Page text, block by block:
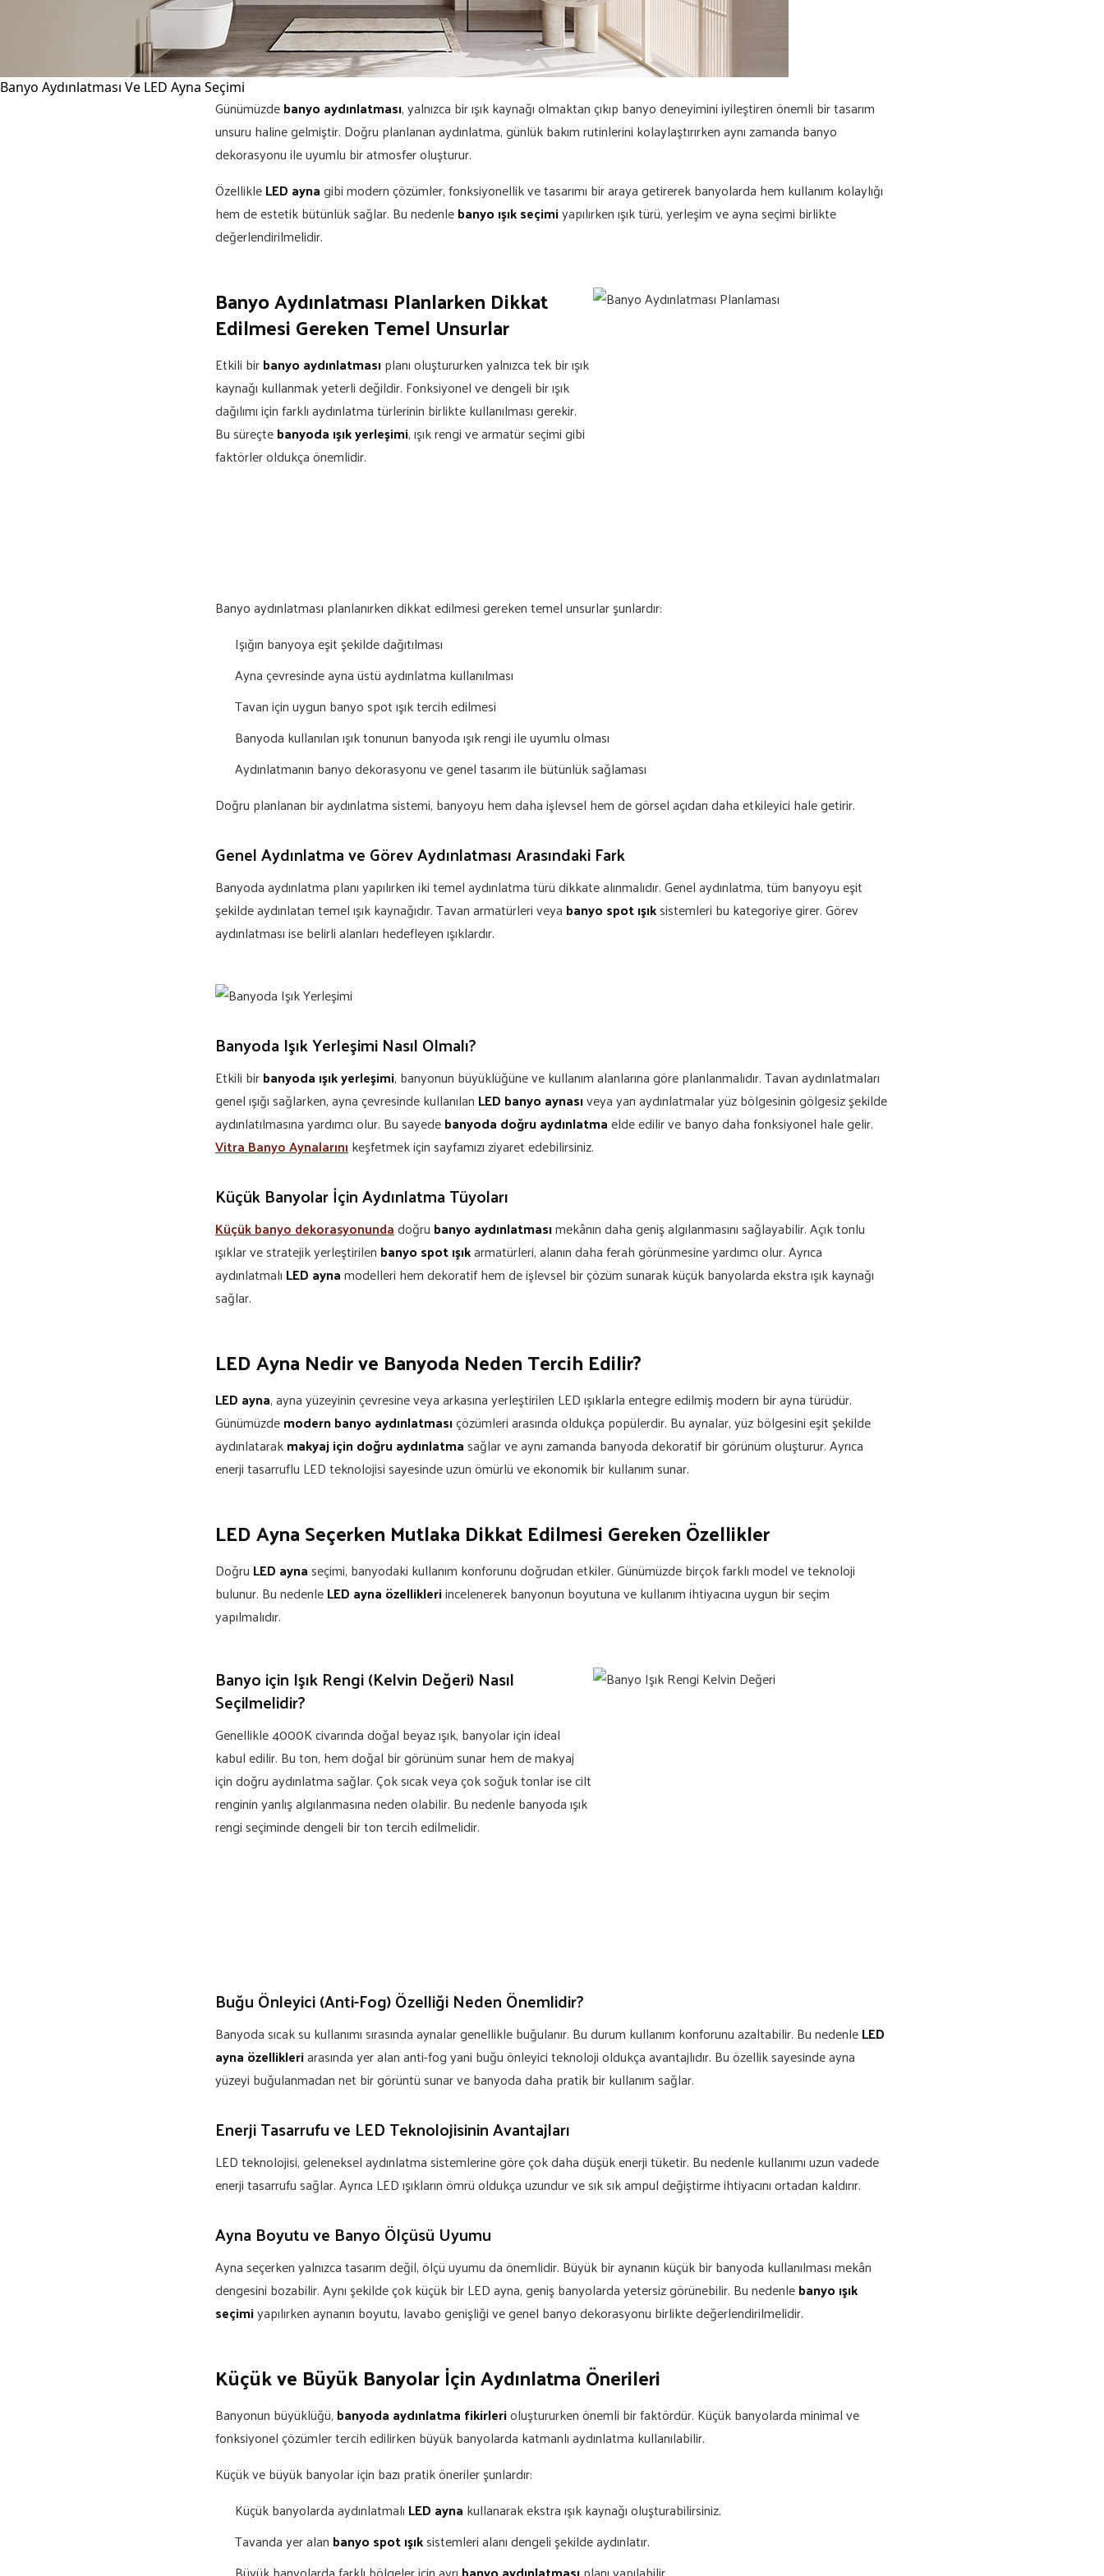
Banyo Aydınlatması Ve LED Ayna Seçimi
Günümüzdebanyo aydınlatması, yalnızca bir ışık kaynağı olmaktan çıkıp banyo deneyimini iyileştiren önemli bir tasarım
unsuru haline gelmiştir. Doğru planlanan aydınlatma, günlük bakım rutinlerini kolaylaştırırken aynı zamanda banyo
dekorasyonu ile uyumlu bir atmosfer oluşturur.
ÖzellikleLED aynagibi modern çözümler, fonksiyonellik ve tasarımı bir araya getirerek banyolarda hem kullanım kolaylığı
hem de estetik bütünlük sağlar. Bu nedenlebanyo ışık seçimiyapılırken ışık türü, yerleşim ve ayna seçimi birlikte
değerlendirilmelidir.
Banyo Aydınlatması Planlarken Dikkat
Edilmesi Gereken Temel Unsurlar
Etkili birbanyo aydınlatmasıplanı oluştururken yalnızca tek bir ışık
kaynağı kullanmak yeterli değildir. Fonksiyonel ve dengeli bir ışık
dağılımı için farklı aydınlatma türlerinin birlikte kullanılması gerekir.
Bu süreçtebanyoda ışık yerleşimi, ışık rengi ve armatür seçimi gibi
faktörler oldukça önemlidir.
Banyo aydınlatması planlanırken dikkat edilmesi gereken temel unsurlar şunlardır:
Işığın banyoya eşit şekilde dağıtılması
Ayna çevresinde ayna üstü aydınlatma kullanılması
Tavan için uygun banyo spot ışık tercih edilmesi
Banyoda kullanılan ışık tonunun banyoda ışık rengi ile uyumlu olması
Aydınlatmanın banyo dekorasyonu ve genel tasarım ile bütünlük sağlaması
Doğru planlanan bir aydınlatma sistemi, banyoyu hem daha işlevsel hem de görsel açıdan daha etkileyici hale getirir.
Genel Aydınlatma ve Görev Aydınlatması Arasındaki Fark
Banyoda aydınlatma planı yapılırken iki temel aydınlatma türü dikkate alınmalıdır. Genel aydınlatma, tüm banyoyu eşit
şekilde aydınlatan temel ışık kaynağıdır. Tavan armatürleri veya banyo spot ışıksistemleri bu kategoriye girer. Görev
aydınlatması ise belirli alanları hedefleyen ışıklardır.
Banyoda Işık Yerleşimi Nasıl Olmalı?
Etkili birbanyoda ışık yerleşimi, banyonun büyüklüğüne ve kullanım alanlarına göre planlanmalıdır. Tavan aydınlatmaları
genel ışığı sağlarken, ayna çevresinde kullanılan LED banyo aynasıveya yan aydınlatmalar yüz bölgesinin gölgesiz şekilde
aydınlatılmasına yardımcı olur. Bu sayedebanyoda doğru aydınlatmaelde edilir ve banyo daha fonksiyonel hale gelir.
Vitra Banyo Aynalarınıkeşfetmek için sayfamızı ziyaret edebilirsiniz.
Küçük Banyolar İçin Aydınlatma Tüyoları
Küçük banyo dekorasyonundadoğru banyo aydınlatmasımekânın daha geniş algılanmasını sağlayabilir. Açık tonlu
ışıklar ve stratejik yerleştirilen banyo spot ışıkarmatürleri, alanın daha ferah görünmesine yardımcı olur. Ayrıca
aydınlatmalı LED aynamodelleri hem dekoratif hem de işlevsel bir çözüm sunarak küçük banyolarda ekstra ışık kaynağı
sağlar.
LED Ayna Nedir ve Banyoda Neden Tercih Edilir?
LED ayna, ayna yüzeyinin çevresine veya arkasına yerleştirilen LED ışıklarla entegre edilmiş modern bir ayna türüdür.
Günümüzdemodern banyo aydınlatmasıçözümleri arasında oldukça popülerdir. Bu aynalar, yüz bölgesini eşit şekilde
aydınlatarakmakyaj için doğru aydınlatmasağlar ve aynı zamanda banyoda dekoratif bir görünüm oluşturur. Ayrıca
enerji tasarruflu LED teknolojisi sayesinde uzun ömürlü ve ekonomik bir kullanım sunar.
LED Ayna Seçerken Mutlaka Dikkat Edilmesi Gereken Özellikler
Doğru LED aynaseçimi, banyodaki kullanım konforunu doğrudan etkiler. Günümüzde birçok farklı model ve teknoloji
bulunur. Bu nedenleLED ayna özellikleriincelenerek banyonun boyutuna ve kullanım ihtiyacına uygun bir seçim
yapılmalıdır.
Banyo için Işık Rengi (Kelvin Değeri) Nasıl
Seçilmelidir?
Genellikle 4000K civarında doğal beyaz ışık, banyolar için ideal
kabul edilir. Bu ton, hem doğal bir görünüm sunar hem de makyaj
için doğru aydınlatma sağlar. Çok sıcak veya çok soğuk tonlar ise cilt
renginin yanlış algılanmasına neden olabilir. Bu nedenle banyoda ışık
rengi seçiminde dengeli bir ton tercih edilmelidir.
Buğu Önleyici (Anti-Fog) Özelliği Neden Önemlidir?
Banyoda sıcak su kullanımı sırasında aynalar genellikle buğulanır. Bu durum kullanım konforunu azaltabilir. Bu nedenleLED
ayna özellikleriarasında yer alan anti-fog yani buğu önleyici teknoloji oldukça avantajlıdır. Bu özellik sayesinde ayna
yüzeyi buğulanmadan net bir görüntü sunar ve banyoda daha pratik bir kullanım sağlar.
Enerji Tasarrufu ve LED Teknolojisinin Avantajları
LED teknolojisi, geleneksel aydınlatma sistemlerine göre çok daha düşük enerji tüketir. Bu nedenle kullanımı uzun vadede
enerji tasarrufu sağlar. Ayrıca LED ışıkların ömrü oldukça uzundur ve sık sık ampul değiştirme ihtiyacını ortadan kaldırır.
Ayna Boyutu ve Banyo Ölçüsü Uyumu
Ayna seçerken yalnızca tasarım değil, ölçü uyumu da önemlidir. Büyük bir aynanın küçük bir banyoda kullanılması mekân
dengesini bozabilir. Aynı şekilde çok küçük bir LED ayna, geniş banyolarda yetersiz görünebilir. Bu nedenlebanyo ışık
seçimiyapılırken aynanın boyutu, lavabo genişliği ve genel banyo dekorasyonu birlikte değerlendirilmelidir.
Küçük ve Büyük Banyolar İçin Aydınlatma Önerileri
Banyonun büyüklüğü, banyoda aydınlatma fikirlerioluştururken önemli bir faktördür. Küçük banyolarda minimal ve
fonksiyonel çözümler tercih edilirken büyük banyolarda katmanlı aydınlatma kullanılabilir.
Küçük ve büyük banyolar için bazı pratik öneriler şunlardır:
Küçük banyolarda aydınlatmalı LED ayna kullanarak ekstra ışık kaynağı oluşturabilirsiniz.
Tavanda yer alan banyo spot ışıksistemleri alanı dengeli şekilde aydınlatır.